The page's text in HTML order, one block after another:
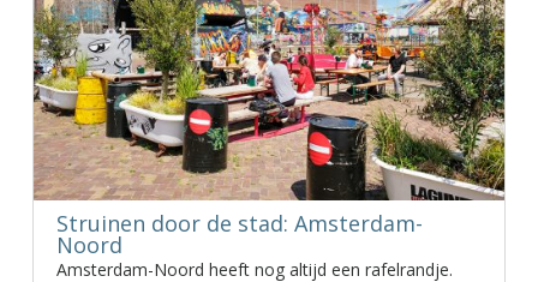
Struinen door de stad: Amsterdam-
Noord
Amsterdam-Noord heeft nog altijd een rafelrandje.